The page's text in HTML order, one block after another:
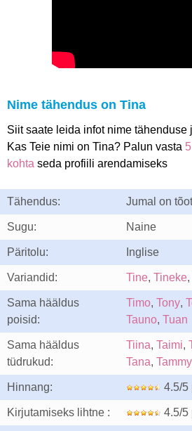
Nime tähendus on Tina
Siit saate leida infot nime tähenduse
Kas Teie nimi on Tina? Palun vasta
kohta seda profiili arendamiseks
Tähendus: Jumal on
Sugu: Naine
Päritolu: Inglise
Variandid: Tine, Tineke,
Sama hääldus
poisid:
Timo, Tony,
Tauno, Tuan
Sama hääldus
tüdrukud:
Tiina, Taimi,
Tana, Tammy
Hinnang: 4.5/5
Kirjutamiseks lihtne : 4.5/5